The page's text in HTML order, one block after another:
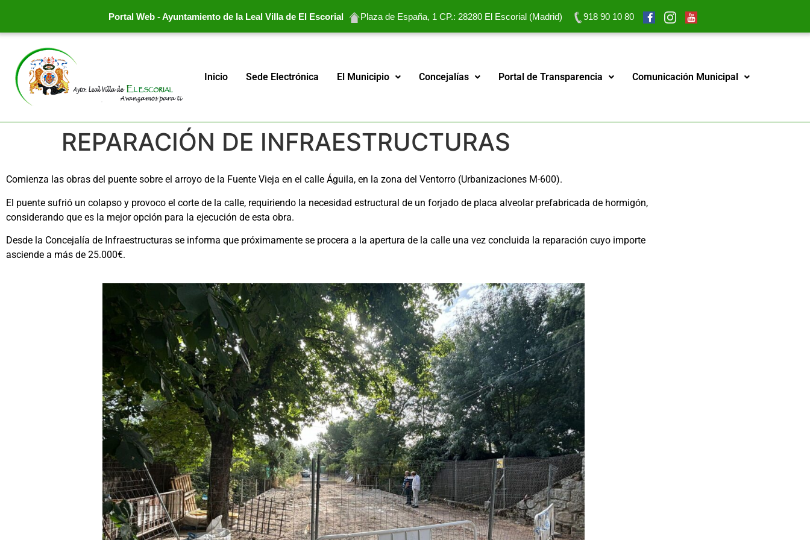
Portal Web - Ayuntamiento de la Leal Villa de El Escorial Plaza de España, 1 CP.: 28280 El Escorial (Madrid) 918 90 10 80
Inicio Sede Electrónica El Municipio Concejalías Portal de Transparencia Comunicación Municipal
REPARACIÓN DE INFRAESTRUCTURAS
Comienza las obras del puente sobre el arroyo de la Fuente Vieja en el calle Águila, en la zona del Ventorro (Urbanizaciones M-600).
El puente sufrió un colapso y provoco el corte de la calle, requiriendo la necesidad estructural de un forjado de placa alveolar prefabricada de hormigón,
considerando que es la mejor opción para la ejecución de esta obra.
Desde la Concejalía de Infraestructuras se informa que próximamente se procera a la apertura de la calle una vez concluida la reparación cuyo importe
asciende a más de 25.000€.